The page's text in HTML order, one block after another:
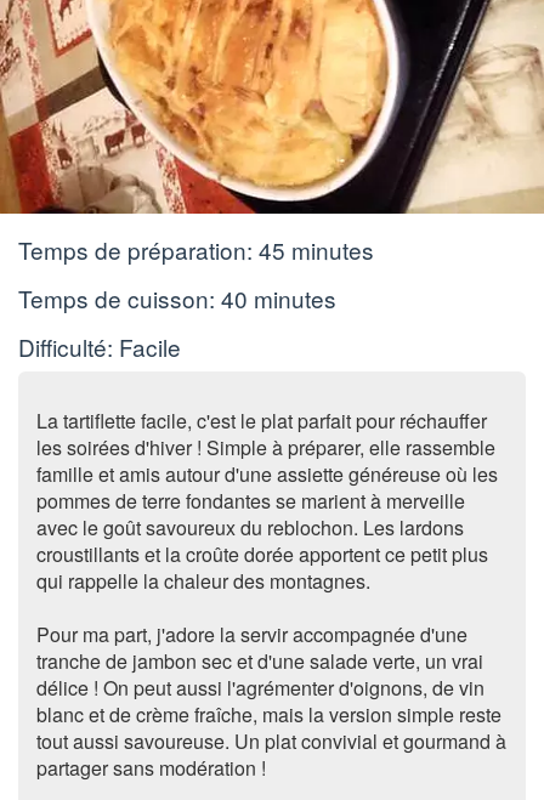
Temps de préparation: 45 minutes
Temps de cuisson: 40 minutes
Difficulté: Facile
La tartiflette facile, c'est le plat parfait pour réchauffer
les soirées d'hiver ! Simple à préparer, elle rassemble
famille et amis autour d'une assiette généreuse où les
pommes de terre fondantes se marient à merveille
avec le goût savoureux du reblochon. Les lardons
croustillants et la croûte dorée apportent ce petit plus
qui rappelle la chaleur des montagnes.
Pour ma part, j'adore la servir accompagnée d'une
tranche de jambon sec et d'une salade verte, un vrai
délice ! On peut aussi l'agrémenter d'oignons, de vin
blanc et de crème fraîche, mais la version simple reste
tout aussi savoureuse. Un plat convivial et gourmand à
partager sans modération !